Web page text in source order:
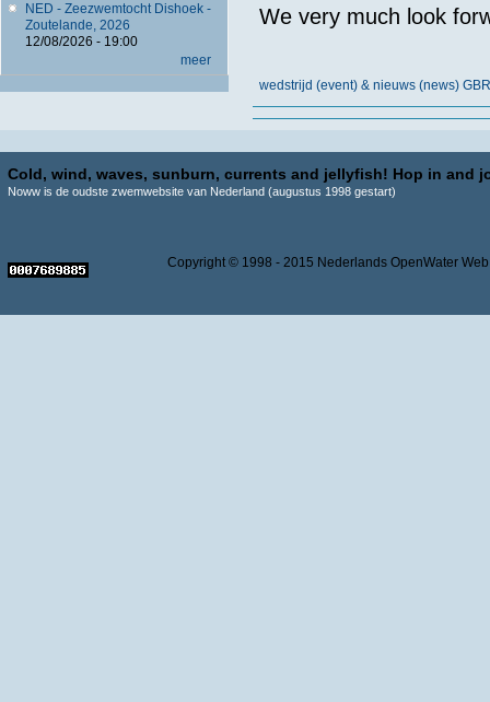
NED - Zeezwemtocht Dishoek -
Zoutelande, 2026
12/08/2026 - 19:00
meer
We very much look
wedstrijd (event) & nieuws (news)
Cold, wind, waves, sunburn, currents and jellyfish! Hop in and
Noww is de oudste zwemwebsite van Nederland (augustus 1998 gestart)
Copyright © 1998 - 2015 Nederlands OpenWater